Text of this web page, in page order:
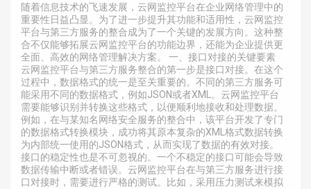
随着信息技术的飞速发展，云网监控平台在企业网络管理中的
重要性日益凸显。为了进一步提升其功能和适用性，云网监控
平台与第三方服务的整合成为了一个关键的发展方向。这种整
合不仅能够拓展云网监控平台的功能边界，还能为企业提供更
全面、高效的网络管理解决方案。 一、接口对接的关键要素
云网监控平台与第三方服务整合的第一步是接口对接。在这个
过程中，数据格式的统一是至关重要的。不同的第三方服务可
能采用不同的数据格式，例如JSON或者XML。云网监控平台
需要能够识别并转换这些格式，以便顺利地接收和处理数据。
例如，在与某知名网络安全服务的整合中，该平台开发了专门
的数据格式转换模块，成功将其原本复杂的XML格式数据转换
为内部统一使用的JSON格式，从而实现了数据的有效对接。
接口的稳定性也是不可忽视的。一个不稳定的接口可能会导致
数据传输中断或者错误。云网监控平台在与第三方服务进行接
口对接时，需要进行严格的测试。比如，采用压力测试来模拟